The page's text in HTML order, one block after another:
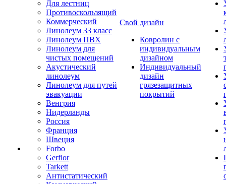
Для лестниц
Противоскользящий
Коммерческий
Линолеум 33 класс
Линолеум ПВХ
Линолеум для
чистых помещений
Акустический
линолеум
Линолеум для путей
эвакуации
Венгрия
Нидерланды
Россия
Франция
Швеция
Forbo
Gerflor
Tarkett
Антистатический
Свой дизайн
Ковролин с
индивидуальным
дизайном
Индивидуальный
дизайн
грязезащитных
покрытий